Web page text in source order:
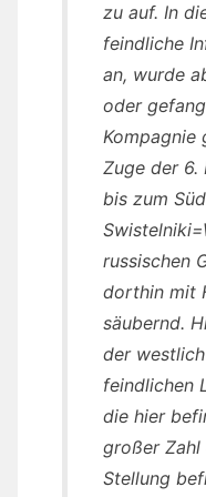
zu auf. In
feindliche
an, wurde
oder
Kompagnie
Zuge der 6.
bis zum
russischen
dorthin mit
säubernd.
der
feindlichen
die hier
großer Zahl
Stellung